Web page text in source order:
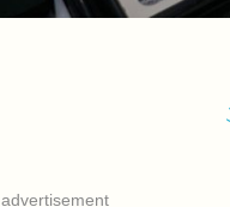
advertisement